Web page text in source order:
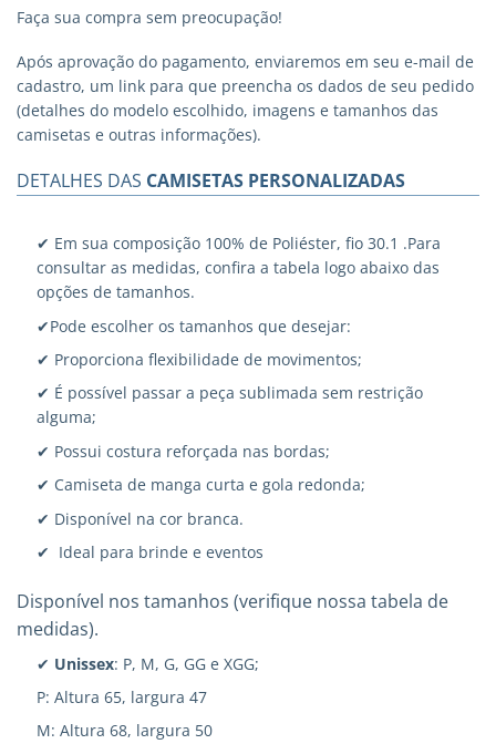
Faça sua compra sem preocupação!
Após aprovação do pagamento, enviaremos em seu e-mail de
cadastro, um link para que preencha os dados de seu pedido
(detalhes do modelo escolhido, imagens e tamanhos das
camisetas e outras informações).
DETALHES DAS CAMISETAS PERSONALIZADAS
✔ Em sua composição 100% de Poliéster, fio 30.1 .Para
consultar as medidas, confira a tabela logo abaixo das
opções de tamanhos.
✔Pode escolher os tamanhos que desejar:
✔ Proporciona flexibilidade de movimentos;
✔ É possível passar a peça sublimada sem restrição
alguma;
✔ Possui costura reforçada nas bordas;
✔ Camiseta de manga curta e gola redonda;
✔ Disponível na cor branca.
✔ Ideal para brinde e eventos
Disponível nos tamanhos (verifique nossa tabela de
medidas).
✔ Unissex: P, M, G, GG e XGG;
P: Altura 65, largura 47
M: Altura 68, largura 50